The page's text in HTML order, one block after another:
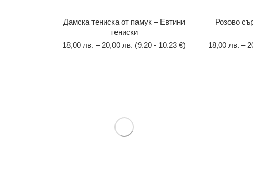
Дамска тениска от памук – Евтини
тениски
18,00 лв. –20,00 лв. (9.20 - 10.23 €)
Розово
18,00 лв. –